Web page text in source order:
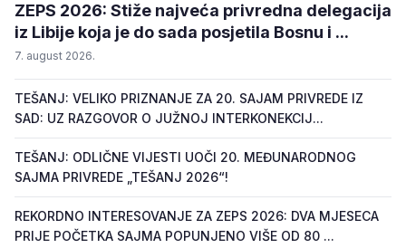
ZEPS 2026: Stiže najveća privredna delegacija
iz Libije koja je do sada posjetila Bosnu i ...
7. august 2026.
TEŠANJ: VELIKO PRIZNANJE ZA 20. SAJAM PRIVREDE IZ
SAD: UZ RAZGOVOR O JUŽNOJ INTERKONEKCIJ...
TEŠANJ: ODLIČNE VIJESTI UOČI 20. MEĐUNARODNOG
SAJMA PRIVREDE „TEŠANJ 2026“!
REKORDNO INTERESOVANJE ZA ZEPS 2026: DVA MJESECA
PRIJE POČETKA SAJMA POPUNJENO VIŠE OD 80 ...